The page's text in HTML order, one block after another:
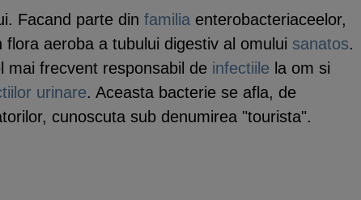
Facand parte din familia enterobacteriaceelor,
flora aeroba a tubului digestiv al omului sanatos.
mai frecvent responsabil de infectiile la om si
urinare. Aceasta bacterie se afla, de
cunoscuta sub denumirea "tourista".